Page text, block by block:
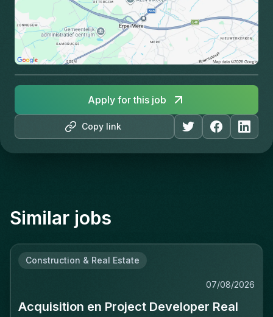
Copy link
Apply for this job
Similar jobs
Construction & Real Estate
07/08/2026
Acquisition en Project Developer Real